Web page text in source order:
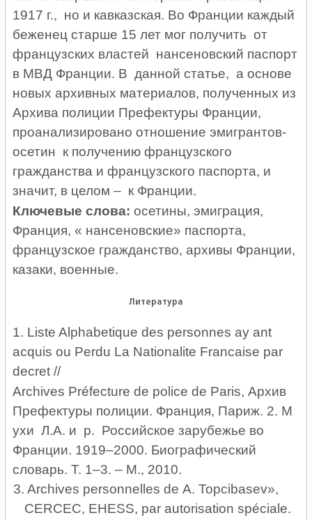
1917 г., но и кавказская. Во Франции каждый
беженец старше 15 лет мог получить от
французских властей нансеновский паспорт
в МВД Франции. В данной статье, а основе
новых архивных материалов, полученных из
Архива полиции Префектуры Франции,
проанализировано отношение эмигрантов-
осетин к получению французского
гражданства и французского паспорта, и
значит, в целом – к Франции.
Ключевые слова: осетины, эмиграция,
Франция, « нансеновские» паспорта,
французское гражданство, архивы Франции,
казаки, военные.
Литература
1. Liste Alphabetique des personnes ay ant
acquis ou Perdu La Nationalite Francaise par
decret //
Archives Préfecture de police de Paris, Архив
Префектуры полиции. Франция, Париж. 2. М
ухи Л.А. и р. Российское зарубежье во
Франции. 1919–2000. Биографический
словарь. Т. 1–3. – М., 2010.
3. Archives personnelles de А. Topcibasev»,
CERCEC, EHESS, par autorisation spéciale.